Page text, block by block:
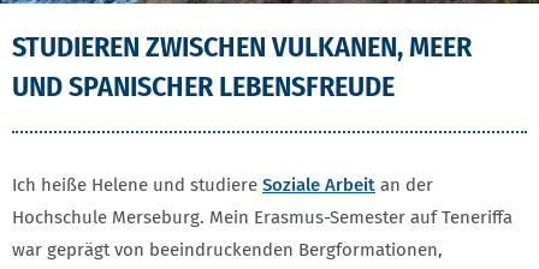
STUDIEREN ZWISCHEN VULKANEN, MEER
UND SPANISCHER LEBENSFREUDE
Ich heiße Helene und studiere Soziale Arbeit an der
Hochschule Merseburg. Mein Erasmus-Semester auf Teneriffa
war geprägt von beeindruckenden Bergformationen,